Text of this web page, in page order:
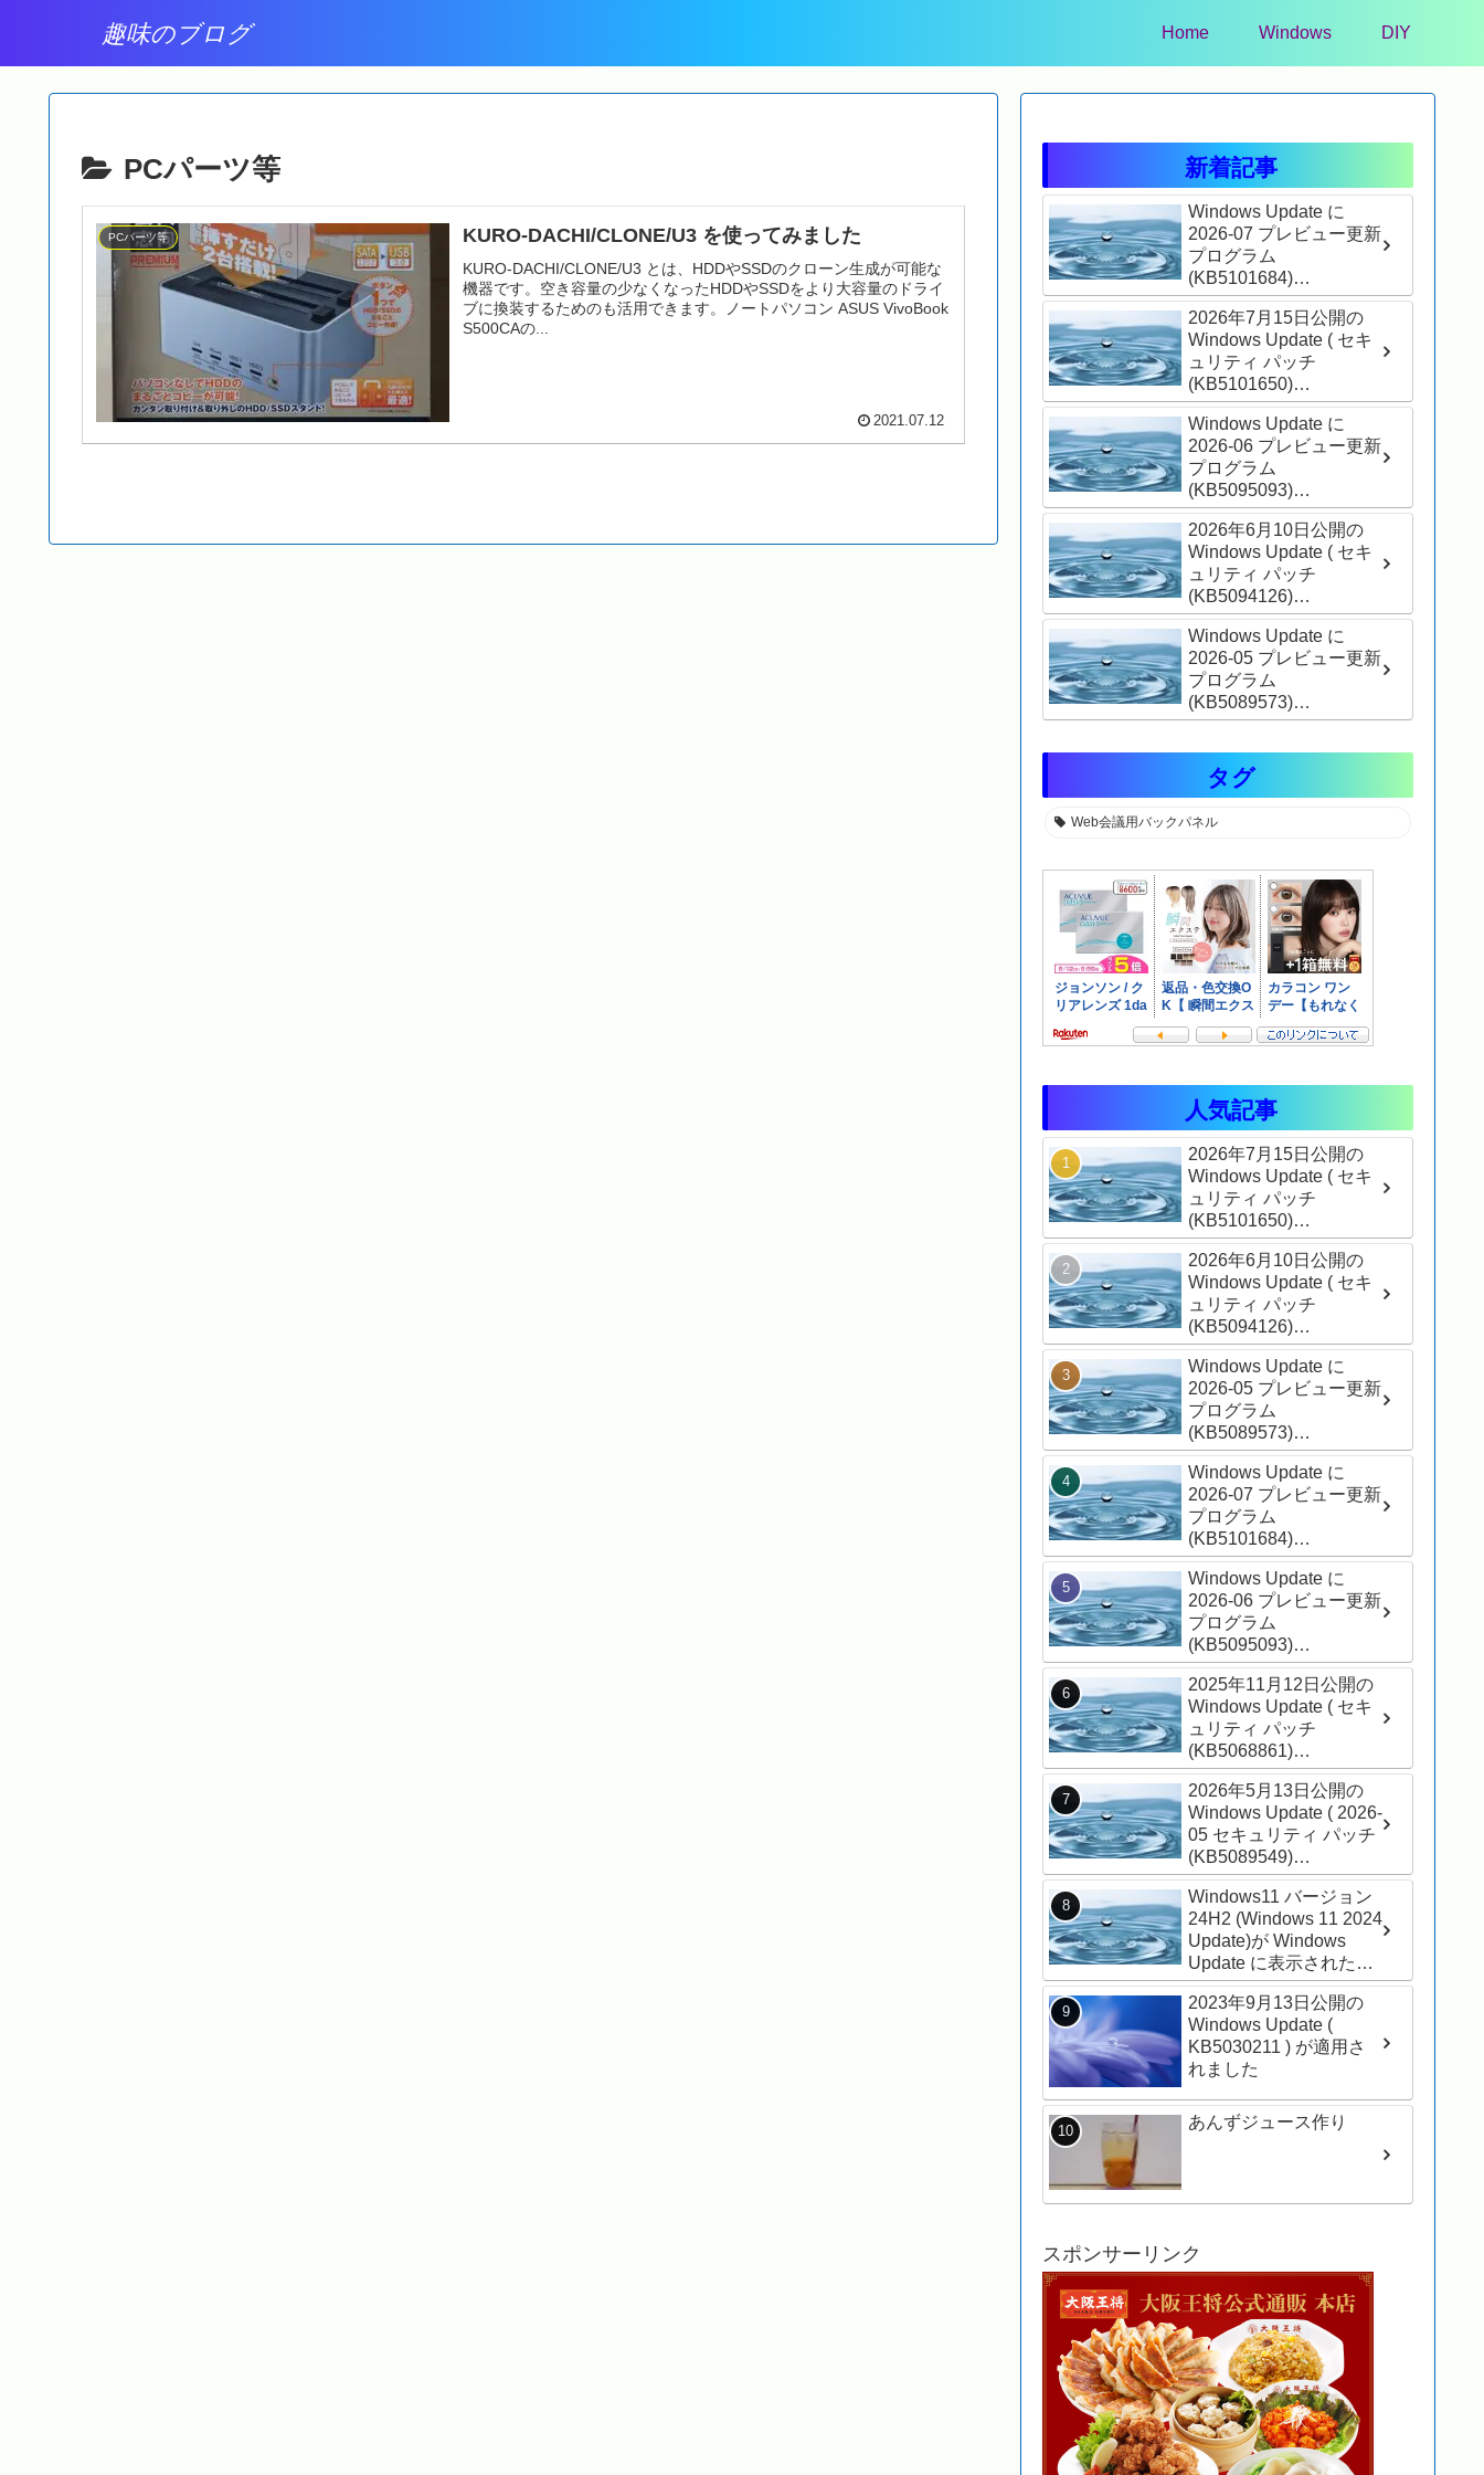
趣味のブログ Home Windows DIY
PCパーツ等
PCパーツ等 KURO-DACHI/CLONE/U3 を使ってみました
KURO-DACHI/CLONE/U3 とは、HDDやSSDのクローン生成が可能な
機器です。空き容量の少なくなったHDDやSSDをより大容量のドライ
ブに換装するためのも活用できます。ノートパソコン ASUS VivoBook
S500CAの...
2021.07.12
新着記事
Windows Update に
2026-07 プレビュー更新
プログラム
(KB5101684)
(26200.8973) が表示さ
れました
2026年7月15日公開の
Windows Update ( セキ
ュリティ パッチ
(KB5101650)
(26200.8875) ) が適用さ
れました
Windows Update に
2026-06 プレビュー更新
プログラム
(KB5095093)
(26200.8737) が表示さ
れました
2026年6月10日公開の
Windows Update ( セキ
ュリティ パッチ
(KB5094126)
(26200.8655) ) が適用さ
れました
Windows Update に
2026-05 プレビュー更新
プログラム
(KB5089573)
(26200.8524) が表示さ
タグ
Web会議用バックパネル
人気記事
2026年7月15日公開の
Windows Update ( セキ
ュリティ パッチ
(KB5101650)
(26200.8875) ) が適用さ
れました
2026年6月10日公開の
Windows Update ( セキ
ュリティ パッチ
(KB5094126)
(26200.8655) ) が適用さ
れました
Windows Update に
2026-05 プレビュー更新
プログラム
(KB5089573)
(26200.8524) が表示さ
れました
Windows Update に
2026-07 プレビュー更新
プログラム
(KB5101684)
(26200.8973) が表示さ
れました
Windows Update に
2026-06 プレビュー更新
プログラム
(KB5095093)
(26200.8737) が表示さ
れました
2025年11月12日公開の
Windows Update ( セキ
ュリティ パッチ
(KB5068861)
(26200.7171) ) を適用し
ました
2026年5月13日公開の
Windows Update ( 2026-
05 セキュリティ パッチ
(KB5089549)
(26200.8457) ) が適用さ
れました
Windows11 バージョン
24H2 (Windows 11 2024
Update)が Windows
Update に表示されたの
で、インストールしてみ
ました
2023年9月13日公開の
Windows Update (
KB5030211 ) が適用さ
れました
あんずジュース作り
スポンサーリンク